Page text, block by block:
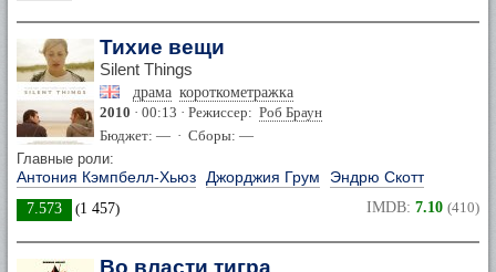
Тихие вещи
Silent Things
драма короткометражка
2010 · 00:13 · Режиссер: Роб Браун
Бюджет: — · Сборы: —
Главные роли:
Антония Кэмпбелл-Хьюз Джорджия Грум Эндрю Скотт
7.573 (1 457) IMDB: 7.10 (410)
Во власти тигра